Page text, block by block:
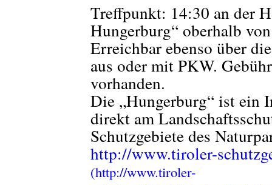
Treffpunkt: 14:30 an der
Hungerburg“ oberhalb
Erreichbar ebenso über
aus oder mit PKW.
vorhanden.
Die „Hungerburg“ ist ein
direkt am
Schutzgebiete des
http://www.tiroler-